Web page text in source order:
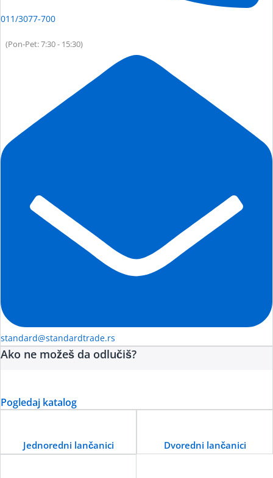
011/3077-700
(Pon-Pet: 7:30 - 15:30)
standard@standardtrade.rs
Ako ne možeš da odlučiš?
Pogledaj katalog
Jednoredni lančanici Dvoredni lančanici